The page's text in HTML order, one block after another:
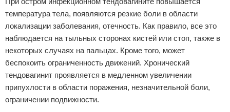
температура тела, появляются резкие боли в области
локализации заболевания, отечность. Как правило, все это
наблюдается на тыльных сторонах кистей или стоп, также в
некоторых случаях на пальцах. Кроме того, может
беспокоить ограниченность движений. Хронический
тендовагинит проявляется в медленном увеличении
припухлости в области поражения, незначительной боли,
ограничении подвижности.